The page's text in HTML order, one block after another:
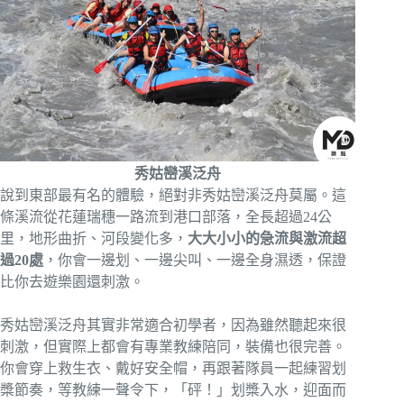
秀姑巒溪泛舟
說到東部最有名的體驗，絕對非秀姑巒溪泛舟莫屬。這
條溪流從花蓮瑞穗一路流到港口部落，全長超過24公
里，地形曲折、河段變化多， 大大小小的急流與激流超
過20處 ，你會一邊划、一邊尖叫、一邊全身濕透，保證
比你去遊樂園還刺激。
秀姑巒溪泛舟其實非常適合初學者，因為雖然聽起來很
刺激，但實際上都會有專業教練陪同，裝備也很完善。
你會穿上救生衣、戴好安全帽，再跟著隊員一起練習划
槳節奏，等教練一聲令下，「砰！」划槳入水，迎面而